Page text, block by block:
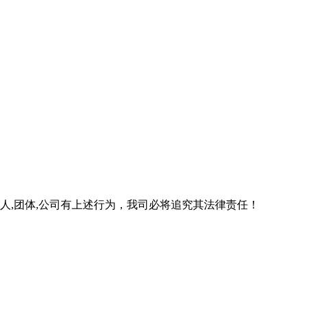
团体,公司有上述行为，我司必将追究其法律责任！